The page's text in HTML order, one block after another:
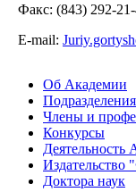
Факс: (843) 292-21-
Е-mail:
Об Академии
Подразделения
Члены и
Конкурсы
Издательство
Доктора наук